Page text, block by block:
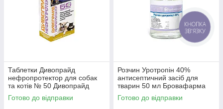
Таблетки Дивопрайд
нефропротектор для собак
та котів № 50 Дивопрайд
Готово до відправки
Розчин Уротропін 40%
антисептичний засіб для
тварин 50 мл Бровафарма
Готово до відправки
КНОПКА
ЗВ'ЯЗКУ